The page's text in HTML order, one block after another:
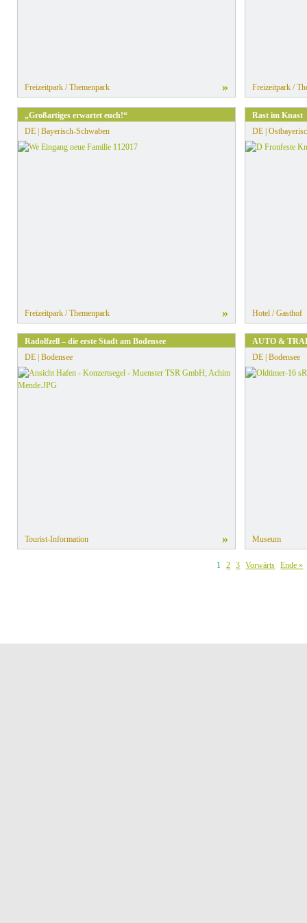
Freizeitpark / Themenpark » Freizeitpark /
„Großartiges erwartet euch!“
DE | Bayerisch-Schwaben
Freizeitpark / Themenpark »
Rast im Knast
DE |
Hotel / Gasthof
Radolfzell – die erste Stadt am Bodensee
DE | Bodensee
Tourist-Information »
AUTO &
DE | Bodensee
Museum
1 2 3 Vorwärts Ende »